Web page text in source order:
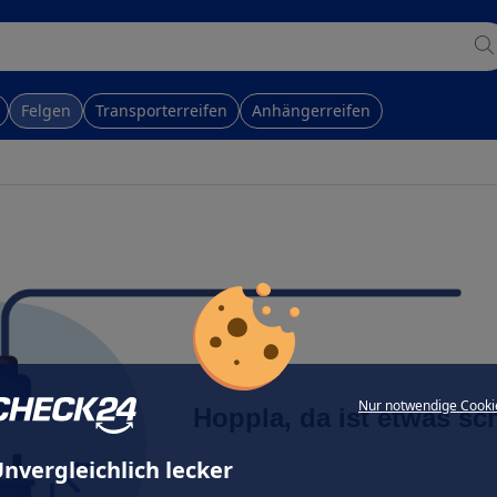
Nur notwendige
lecker
Felgen Transporterreifen Anhängerreifen
Hoppla, da ist etwas